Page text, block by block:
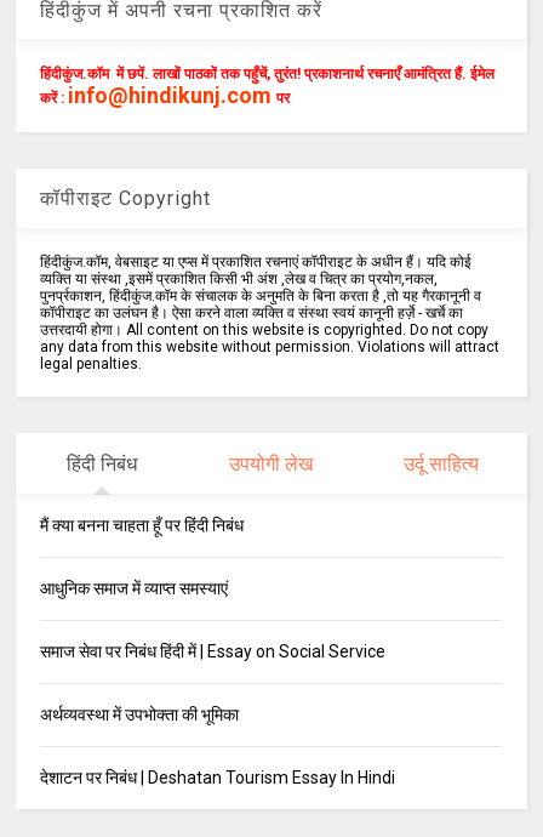
हिंदीकुंज में अपनी रचना प्रकाशित करें
हिंदीकुंज.कॉम में छपें. लाखों पाठकों तक पहुँचें, तुरंत! प्रकाशनार्थ रचनाएँ आमंत्रित हैं. ईमेल
करें : info@hindikunj.com पर
कॉपीराइट Copyright
हिंदीकुंज.कॉम, वेबसाइट या एप्स में प्रकाशित रचनाएं कॉपीराइट के अधीन हैं। यदि कोई
व्यक्ति या संस्था ,इसमें प्रकाशित किसी भी अंश ,लेख व चित्र का प्रयोग,नकल,
पुनर्प्रकाशन, हिंदीकुंज.कॉम के संचालक के अनुमति के बिना करता है ,तो यह गैरकानूनी व
कॉपीराइट का उलंघन है। ऐसा करने वाला व्यक्ति व संस्था स्वयं कानूनी हर्ज़े - खर्चे का
उत्तरदायी होगा। All content on this website is copyrighted. Do not copy
any data from this website without permission. Violations will attract
legal penalties.
हिंदी निबंध उपयोगी लेख उर्दू साहित्य
मैं क्या बनना चाहता हूँ पर हिंदी निबंध
आधुनिक समाज में व्याप्त समस्याएं
समाज सेवा पर निबंध हिंदी में | Essay on Social Service
अर्थव्यवस्था में उपभोक्ता की भूमिका
देशाटन पर निबंध | Deshatan Tourism Essay In Hindi